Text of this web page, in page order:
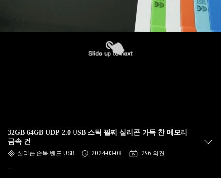
32GB 64GB UDP 2.0 USB 스틱 팔찌 실리콘 가득 찬 메모리
금속 건
실리콘 손목 밴드 USB 2024-03-08 296 의견